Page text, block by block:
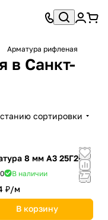
Арматура рифленая
в Санкт-
сортировки
8 мм А3 25Г2С
0 В наличии
₽/м
В корзину